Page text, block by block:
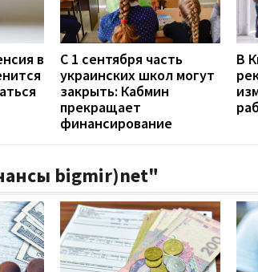
в
С 1 сентября часть
украинских школ могут
закрыть: Кабмин
прекращает
финансирование
В
bigmir)net"